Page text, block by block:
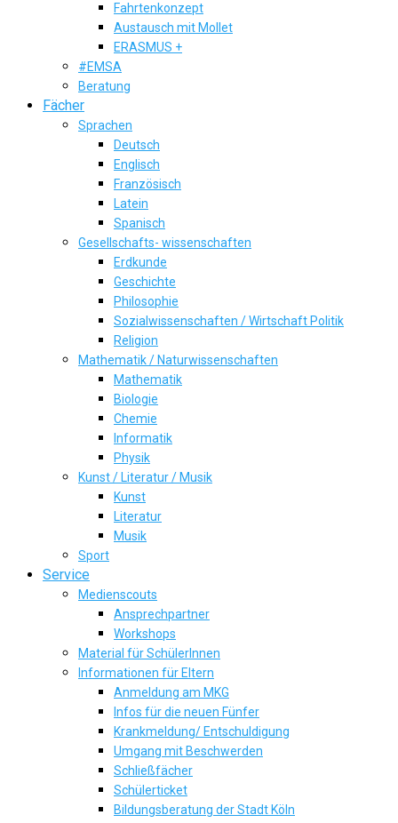
Fahrtenkonzept
Austausch mit Mollet
ERASMUS +
#EMSA
Beratung
Fächer
Sprachen
Deutsch
Englisch
Französisch
Latein
Spanisch
Gesellschafts- wissenschaften
Erdkunde
Geschichte
Philosophie
Sozialwissenschaften / Wirtschaft Politik
Religion
Mathematik / Naturwissenschaften
Mathematik
Biologie
Chemie
Informatik
Physik
Kunst / Literatur / Musik
Kunst
Literatur
Musik
Sport
Service
Medienscouts
Ansprechpartner
Workshops
Material für SchülerInnen
Informationen für Eltern
Anmeldung am MKG
Infos für die neuen Fünfer
Krankmeldung/ Entschuldigung
Umgang mit Beschwerden
Schließfächer
Schülerticket
Bildungsberatung der Stadt Köln